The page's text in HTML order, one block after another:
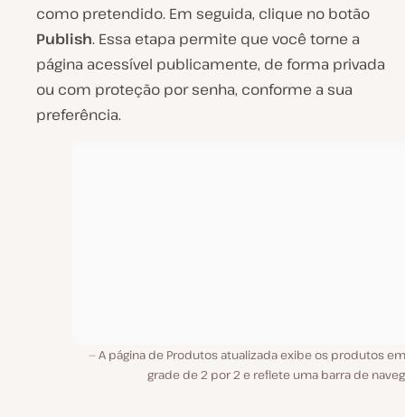
como pretendido. Em seguida, clique no botão
Publish. Essa etapa permite que você torne a
página acessível publicamente, de forma privada
ou com proteção por senha, conforme a sua
preferência.
A página de Produtos atualizada exibe os produtos
grade de 2 por 2 e reflete uma barra de